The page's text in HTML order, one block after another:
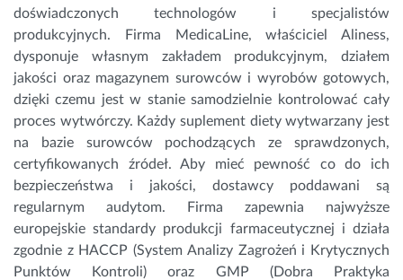
doświadczonych technologów i specjalistów
produkcyjnych. Firma MedicaLine, właściciel Aliness,
dysponuje własnym zakładem produkcyjnym, działem
jakości oraz magazynem surowców i wyrobów gotowych,
dzięki czemu jest w stanie samodzielnie kontrolować cały
proces wytwórczy. Każdy suplement diety wytwarzany jest
na bazie surowców pochodzących ze sprawdzonych,
certyfikowanych źródeł. Aby mieć pewność co do ich
bezpieczeństwa i jakości, dostawcy poddawani są
regularnym audytom. Firma zapewnia najwyższe
europejskie standardy produkcji farmaceutycznej i działa
zgodnie z HACCP (System Analizy Zagrożeń i Krytycznych
Punktów Kontroli) oraz GMP (Dobra Praktyka